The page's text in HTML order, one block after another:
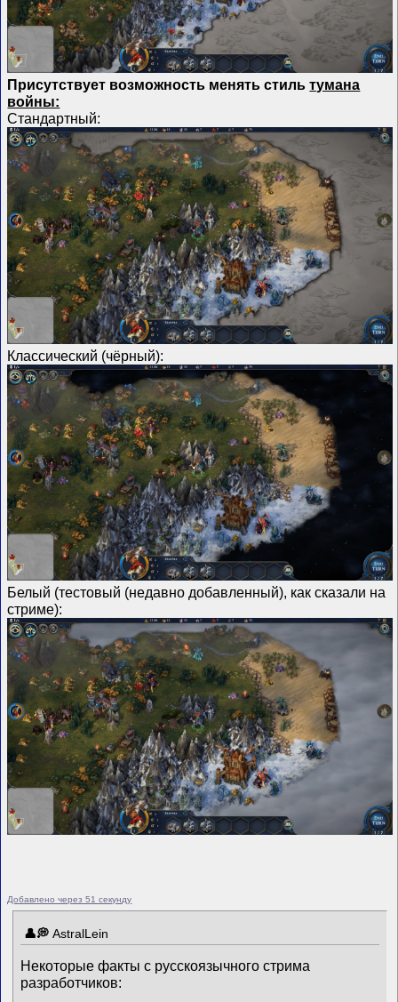
Присутствует возможность менять стильтумана
войны:
Стандартный:
Классический (чёрный):
Белый (тестовый (недавно добавленный), как сказали на
стриме):
Добавлено через 51 секунду
AstralLein
Некоторые факты с русскоязычного стрима
разработчиков: